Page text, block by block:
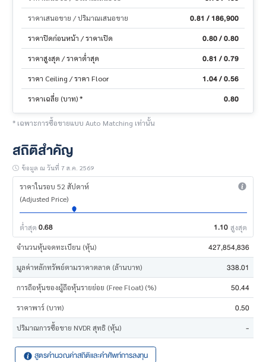
ราคาเสนอขาย / ปริมาณเสนอขาย 0.81 / 186,900
ราคาปิดก่อนหน้า / ราคาเปิด 0.80 / 0.80
ราคาสูงสุด / ราคาต่ำสุด 0.81 / 0.79
ราคา Ceiling / ราคา Floor 1.04 / 0.56
ราคาเฉลี่ย (บาท) * 0.80
* เฉพาะการซื้อขายแบบ Auto Matching เท่านั้น
สถิติสำคัญ
ข้อมูล ณ วันที่ 7 ส.ค. 2569
ราคาในรอบ 52 สัปดาห์
(Adjusted Price)
ต่ำสุด 0.68 1.10 สูงสุด
จำนวนหุ้นจดทะเบียน (หุ้น) 427,854,836
มูลค่าหลักทรัพย์ตามราคาตลาด (ล้านบาท) 338.01
การถือหุ้นของผู้ถือหุ้นรายย่อย (Free Float) (%) 50.44
ราคาพาร์ (บาท) 0.50
ปริมาณการซื้อขาย NVDR สุทธิ (หุ้น) -
สูตรคำนวณค่าสถิติและคำศัพท์การลงทุน